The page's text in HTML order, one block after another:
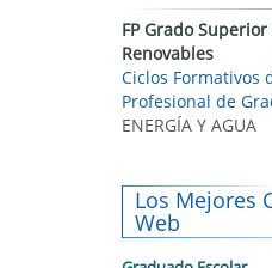
FP Grado
Renovables
Ciclos Formativos
Profesional de
ENERGÍA Y AGUA
Los Mejores
Web